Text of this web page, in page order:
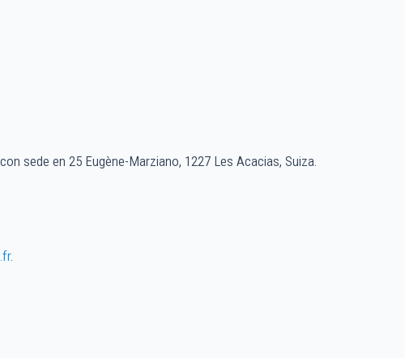
sede en 25 Eugène-Marziano, 1227 Les Acacias, Suiza.
.